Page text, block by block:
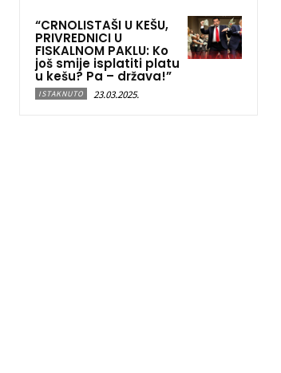
“CRNOLISTAŠI U KEŠU,
PRIVREDNICI U
FISKALNOM PAKLU: Ko
još smije isplatiti platu
u kešu? Pa – država!”
ISTAKNUTO 23.03.2025.